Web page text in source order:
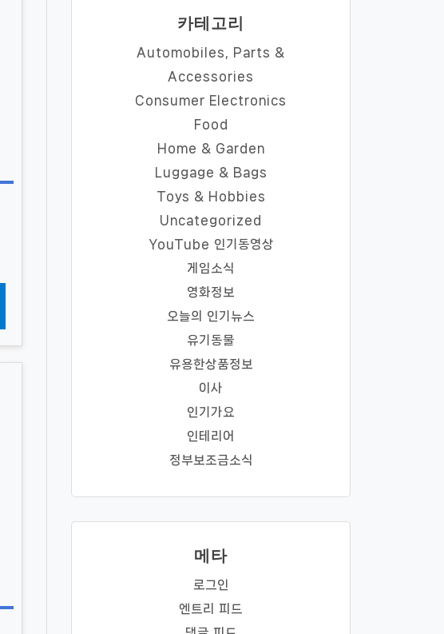
카테고리
Automobiles, Parts &
Accessories
Consumer Electronics
Food
Home & Garden
Luggage & Bags
Toys & Hobbies
Uncategorized
YouTube 인기동영상
게임소식
영화정보
오늘의 인기뉴스
유기동물
유용한상품정보
이사
인기가요
인테리어
정부보조금소식
메타
로그인
엔트리 피드